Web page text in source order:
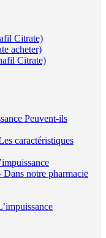
Citrate)
acheter)
Citrate)
Peuvent-ils
caractéristiques
notre pharmacie